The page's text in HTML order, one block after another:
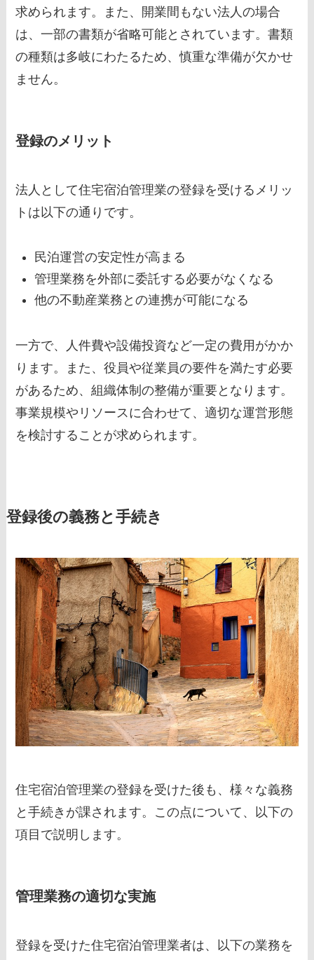
求められます。また、開業間もない法人の場合
は、一部の書類が省略可能とされています。書類
の種類は多岐にわたるため、慎重な準備が欠かせ
ません。
登録のメリット
法人として住宅宿泊管理業の登録を受けるメリッ
トは以下の通りです。
民泊運営の安定性が高まる
管理業務を外部に委託する必要がなくなる
他の不動産業務との連携が可能になる
一方で、人件費や設備投資など一定の費用がかか
ります。また、役員や従業員の要件を満たす必要
があるため、組織体制の整備が重要となります。
事業規模やリソースに合わせて、適切な運営形態
を検討することが求められます。
登録後の義務と手続き
住宅宿泊管理業の登録を受けた後も、様々な義務
と手続きが課されます。この点について、以下の
項目で説明します。
管理業務の適切な実施
登録を受けた住宅宿泊管理業者は、以下の業務を